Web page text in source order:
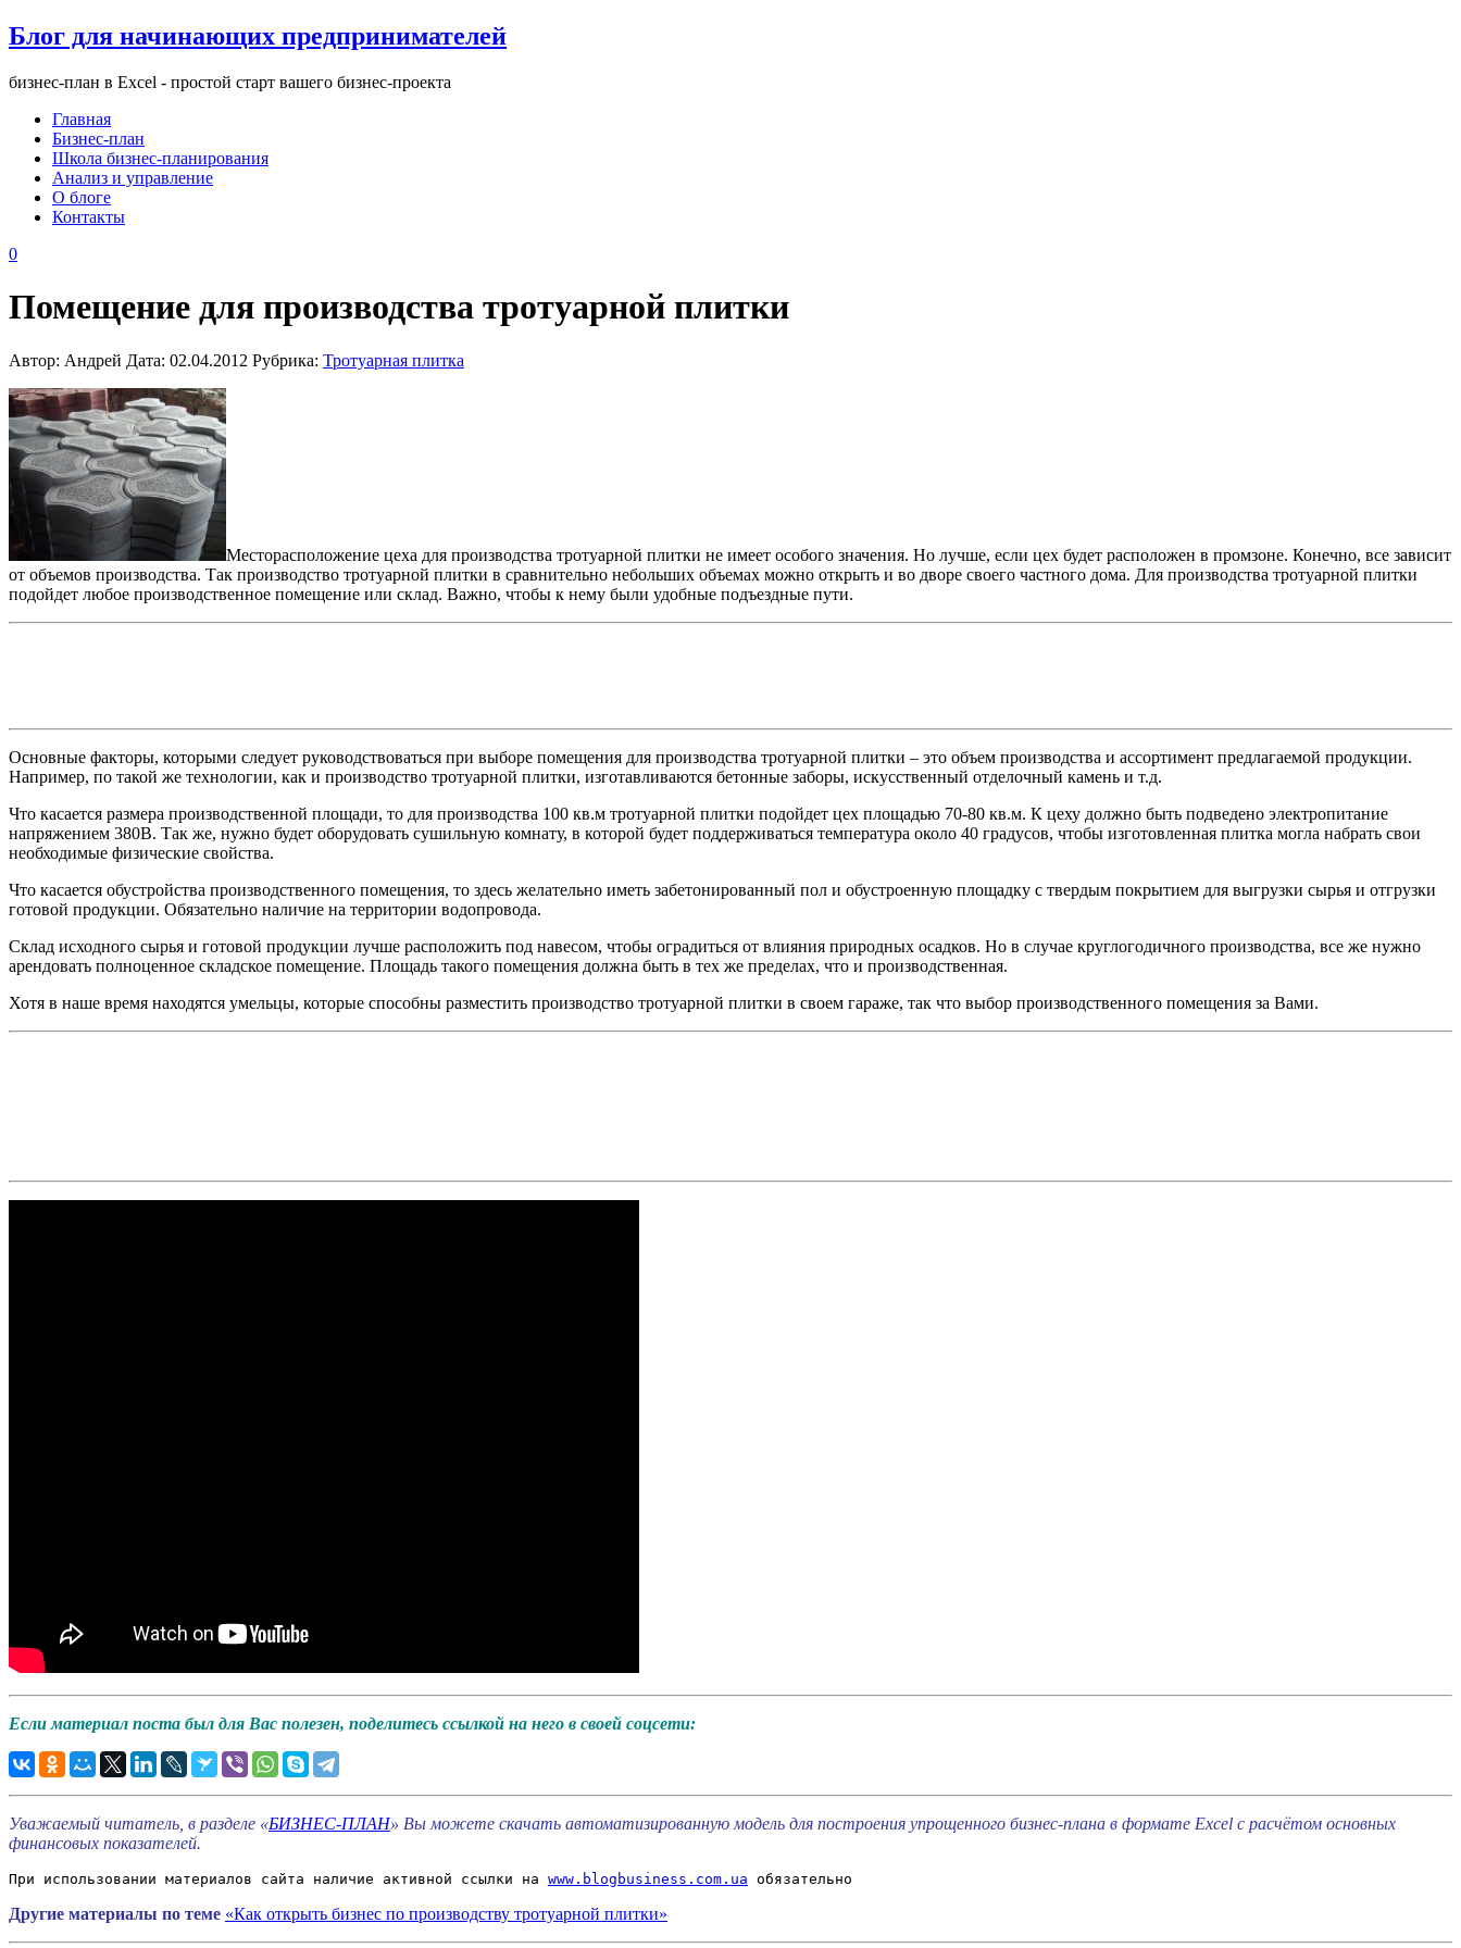
Блог для начинающих предпринимателей
бизнес-план в Excel - простой старт вашего бизнес-проекта
Главная
Бизнес-план
Школа бизнес-планирования
Анализ и управление
О блоге
Контакты
0
Помещение для производства тротуарной плитки
Автор: Андрей Дата: 02.04.2012 Рубрика: Тротуарная плитка
Месторасположение цеха для производства тротуарной плитки не имеет особого значения. Но лучше, если цех будет расположен в промзоне. Конечно, все зависит
от объемов производства. Так производство тротуарной плитки в сравнительно небольших объемах можно открыть и во дворе своего частного дома. Для производства тротуарной плитки
подойдет любое производственное помещение или склад. Важно, чтобы к нему были удобные подъездные пути.
Основные факторы, которыми следует руководствоваться при выборе помещения для производства тротуарной плитки – это объем производства и ассортимент предлагаемой продукции.
Например, по такой же технологии, как и производство тротуарной плитки, изготавливаются бетонные заборы, искусственный отделочный камень и т.д.
Что касается размера производственной площади, то для производства 100 кв.м тротуарной плитки подойдет цех площадью 70-80 кв.м. К цеху должно быть подведено электропитание
напряжением 380В. Так же, нужно будет оборудовать сушильную комнату, в которой будет поддерживаться температура около 40 градусов, чтобы изготовленная плитка могла набрать свои
необходимые физические свойства.
Что касается обустройства производственного помещения, то здесь желательно иметь забетонированный пол и обустроенную площадку с твердым покрытием для выгрузки сырья и отгрузки
готовой продукции. Обязательно наличие на территории водопровода.
Склад исходного сырья и готовой продукции лучше расположить под навесом, чтобы оградиться от влияния природных осадков. Но в случае круглогодичного производства, все же нужно
арендовать полноценное складское помещение. Площадь такого помещения должна быть в тех же пределах, что и производственная.
Хотя в наше время находятся умельцы, которые способны разместить производство тротуарной плитки в своем гараже, так что выбор производственного помещения за Вами.
Если материал поста был для Вас полезен, поделитесь ссылкой на него в своей соцсети:
Уважаемый читатель, в разделе «БИЗНЕС-ПЛАН» Вы можете скачать автоматизированную модель для построения упрощенного бизнес-плана в формате Excel с расчётом основных
финансовых показателей.
При использовании материалов сайта наличие активной ссылки на www.blogbusiness.com.ua обязательно
Другие материалы по теме «Как открыть бизнес по производству тротуарной плитки»